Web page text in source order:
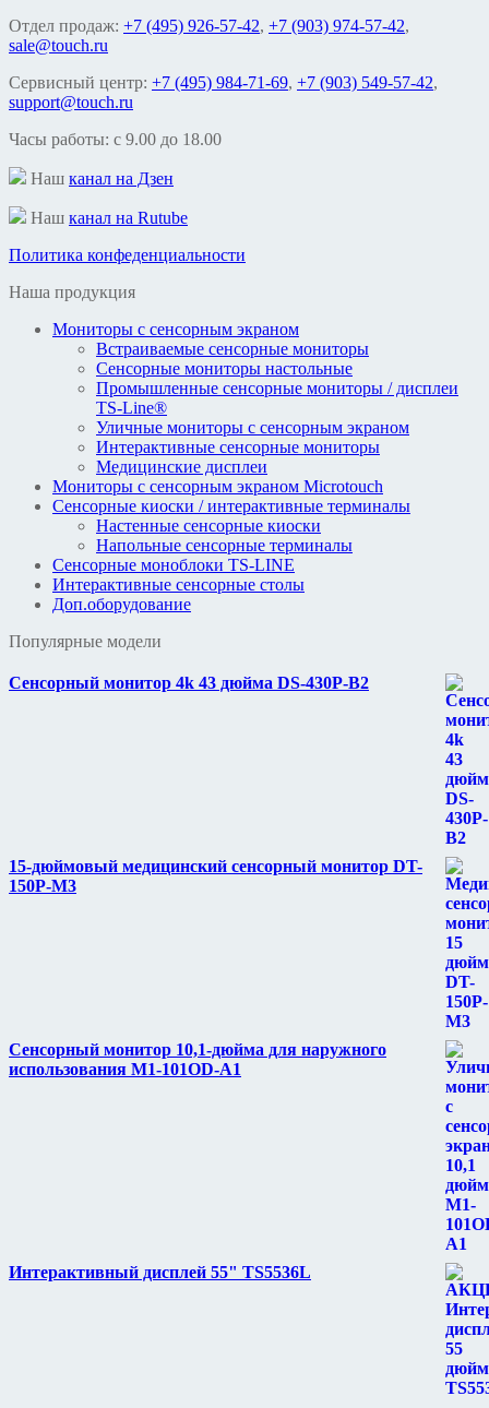
Отдел продаж: +7 (495) 926-57-42, +7 (903) 974-57-42,
sale@touch.ru
Сервисный центр: +7 (495) 984-71-69, +7 (903) 549-57-42,
support@touch.ru
Часы работы: c 9.00 до 18.00
Наш канал на Дзен
Наш канал на Rutube
Политика конфеденциальности
Наша продукция
Мониторы с сенсорным экраном
Встраиваемые сенсорные мониторы
Сенсорные мониторы настольные
Промышленные сенсорные мониторы / дисплеи
TS-Line®
Уличные мониторы с сенсорным экраном
Интерактивные сенсорные мониторы
Медицинские дисплеи
Мониторы с сенсорным экраном Microtouch
Сенсорные киоски / интерактивные терминалы
Настенные сенсорные киоски
Напольные сенсорные терминалы
Сенсорные моноблоки TS-LINE
Интерактивные сенсорные столы
Доп.оборудование
Популярные модели
Сенсорный монитор 4k 43 дюйма DS-430P-B2
15-дюймовый медицинский сенсорный монитор DT-
150P-M3
Сенсорный монитор 10,1-дюйма для наружного
использования M1-101OD-A1
Интерактивный дисплей 55" TS5536L